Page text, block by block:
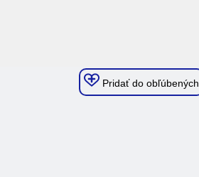
Pridať do obľúbených